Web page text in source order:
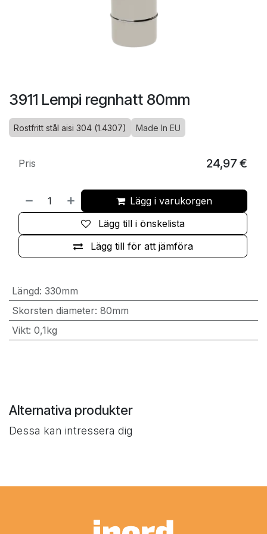
3911 Lempi regnhatt 80mm
Rostfritt stål aisi 304 (1.4307) Made In EU
Lägg i varukorgen
Lägg till för att jämföra
Lägg till i önskelista
Pris 24,97 €
Längd: 330mm
Skorsten diameter: 80mm
Vikt: 0,1kg
Alternativa produkter
Dessa kan intressera dig